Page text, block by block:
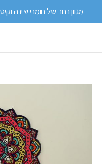
מגוון רחב של חומרי יצירה